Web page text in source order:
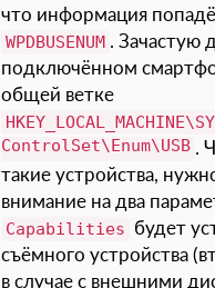
что информация
WPDBUSENUM . Зачастую
подключённом
общей ветке
ControlSet\Enum\USB .
такие устройства,
внимание на два
Capabilities будет
съёмного устройства
в случае с внешними